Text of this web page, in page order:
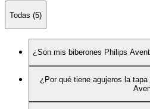
Todas (5)
¿Son mis biberones Philips
¿Por qué tiene agujeros la